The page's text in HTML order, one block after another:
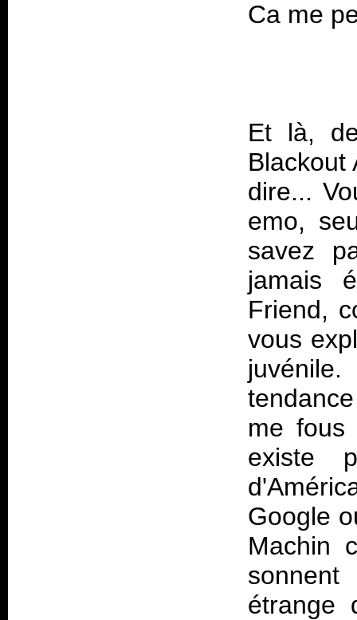
Et là,
Blackout
dire...
emo,
savez
jamais
Friend,
vous
me fous
existe
Google
Machin
étrange